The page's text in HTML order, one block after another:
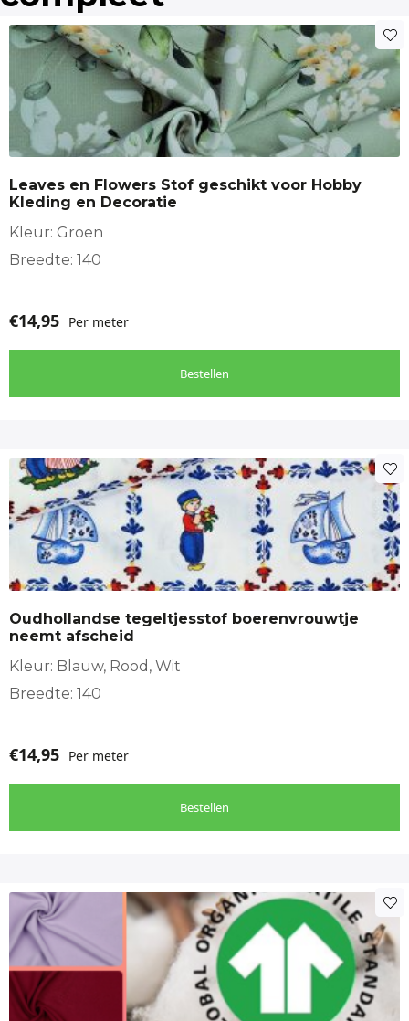
Veelzijdig: Geschikt voor rokken, jasjes en broeken, maar ook
perfect voor het bekleden van stoelen en het maken van
gordijnen.
Bestel nu bij Makomastoffen en voeg deze
Breedte
150
Leaves en Flowers Stof geschikt voor Hobby
Kleding en Decoratie
Kleur: Groen
Breedte: 140
€14,95 Per meter
Bestellen
Oudhollandse tegeltjesstof boerenvrouwtje
neemt afscheid
Kleur: Blauw, Rood, Wit
Breedte: 140
€14,95 Per meter
Bestellen
Dit
product
heeft
meerdere
variaties.
Deze